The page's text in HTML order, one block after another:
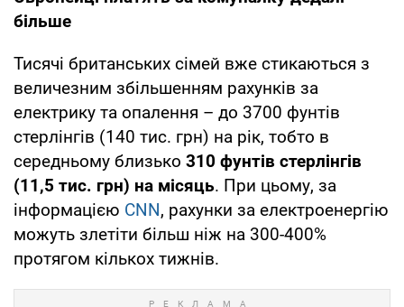
більше
Тисячі британських сімей вже стикаються з
величезним збільшенням рахунків за
електрику та опалення – до 3700 фунтів
стерлінгів (140 тис. грн) на рік, тобто в
середньому близько 310 фунтів стерлінгів
(11,5 тис. грн) на місяць. При цьому, за
інформацією CNN, рахунки за електроенергію
можуть злетіти більш ніж на 300-400%
протягом кількох тижнів.